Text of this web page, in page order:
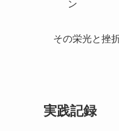
ン
その栄光と挫
実践記録